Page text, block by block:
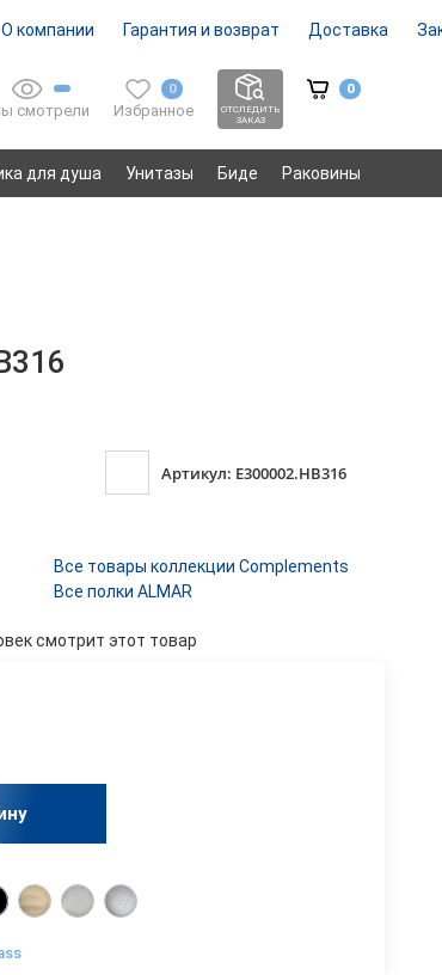
О компании Гарантия и возврат Доставка
смотрели
0
Избранное
ОТСЛЕДИТЬ
ЗАКАЗ
0
для душа Унитазы Биде Раковины
Артикул: E300002.HB316
Все товары коллекции Complements
Все полки ALMAR
смотрит этот товар